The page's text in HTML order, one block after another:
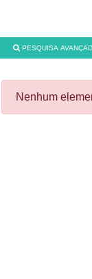
PESQUISA
Nenhum